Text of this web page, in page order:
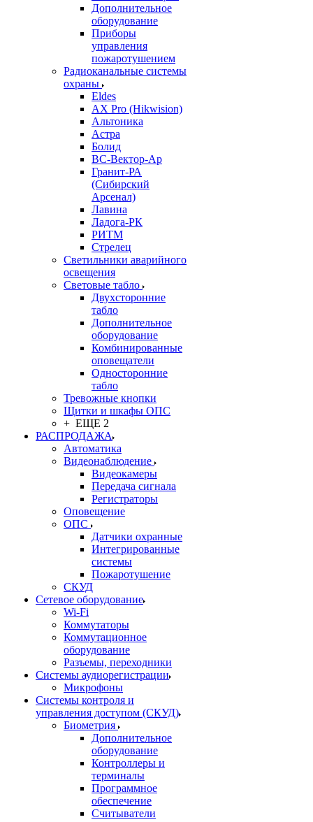
Дополнительное
оборудование
Приборы
управления
пожаротушением
Радиоканальные системы
охраны
Eldes
AX Pro (Hikwision)
Альтоника
Астра
Болид
ВС-Вектор-Ар
Гранит-РА
(Сибирский
Арсенал)
Лавина
Ладога-РК
РИТМ
Стрелец
Светильники аварийного
освещения
Световые табло
Двухсторонние
табло
Дополнительное
оборудование
Комбинированные
оповещатели
Односторонние
табло
Тревожные кнопки
Щитки и шкафы ОПС
+ ЕЩЕ 2
РАСПРОДАЖА
Автоматика
Видеонаблюдение
Видеокамеры
Передача сигнала
Регистраторы
Оповещение
ОПС
Датчики охранные
Интегрированные
системы
Пожаротушение
СКУД
Сетевое оборудование
Wi-Fi
Коммутаторы
Коммутационное
оборудование
Разъемы, переходники
Системы аудиорегистрации
Микрофоны
Системы контроля и
управления доступом (СКУД)
Биометрия
Дополнительное
оборудование
Контроллеры и
терминалы
Программное
обеспечение
Считыватели